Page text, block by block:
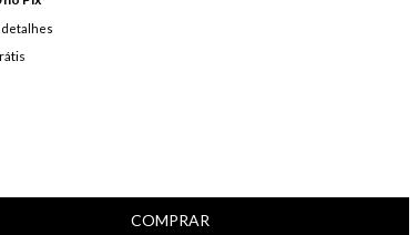
detalhes